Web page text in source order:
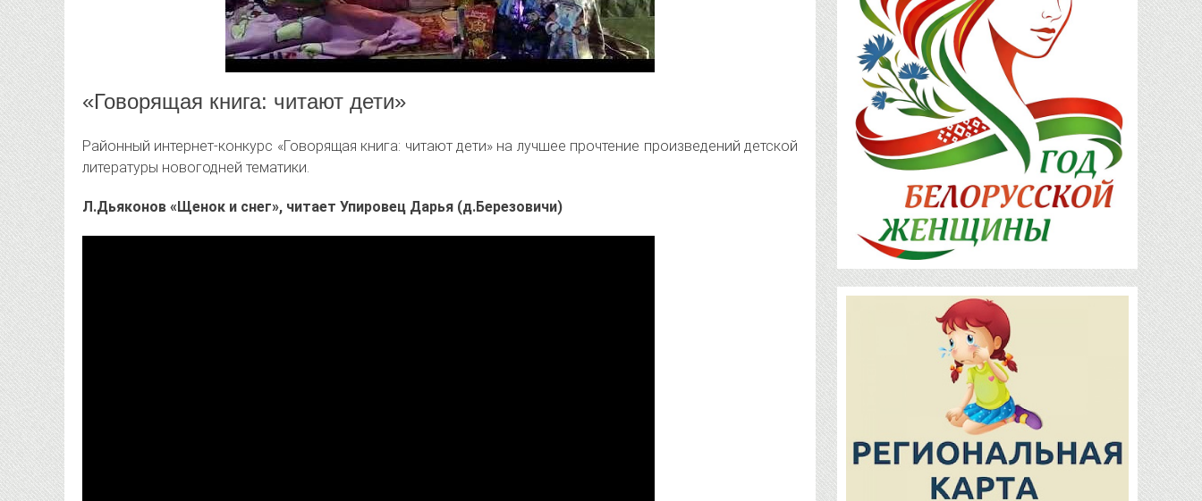
«Говорящая книга: читают дети»
Районный интернет-конкурс «Говорящая книга: читают дети» на лучшее прочтение произведений детской
литературы новогодней тематики.
Л.Дьяконов «Щенок и снег», читает Упировец Дарья (д.Березовичи)